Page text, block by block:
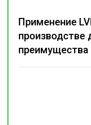
Применение
производстве
преимущества